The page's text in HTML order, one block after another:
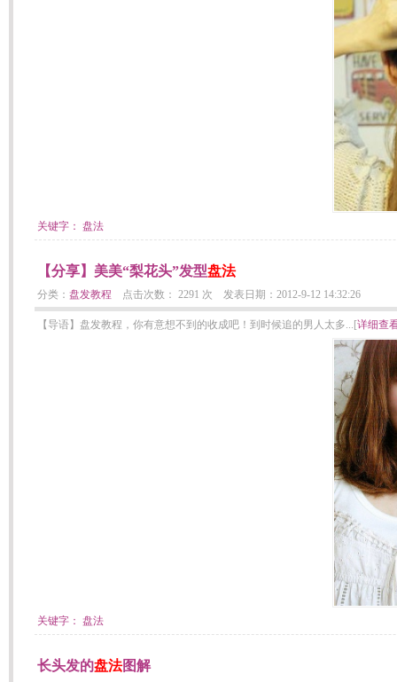
关键字： 盘法
【分享】美美“梨花头”发型盘法
分类： 盘发教程 点击次数： 2291 次 发表日期：2012-9-12 14:32:26
【导语】盘发教程，你有意想不到的收成吧！到时候追的男人太多...[详细查
关键字： 盘法
长头发的盘法图解